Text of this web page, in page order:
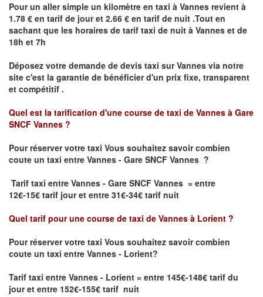
Pour un aller simple un kilomètre en taxi à Vannes revient à
1.78 € en tarif de jour et 2.66 € en tarif de nuit .Tout en
sachant que les horaires de tarif taxi de nuit à Vannes et de
18h et 7h
Déposez votre demande de devis taxi surVannes via notre
site c'est la garantie de bénéficier d'un prix fixe, transparent
et compétitif .
Quel est la tarification d'une course de taxi de Vannes à Gare
SNCF Vannes ?
Pour réserver votre taxi Vous souhaitez savoircombien
coute un taxi entre Vannes - Gare SNCF Vannes ?
Tarif taxi entre Vannes - Gare SNCF Vannes = entre
12€-15€ tarif jour et entre 31€-34€ tarif nuit
Quel tarif pour une course de taxi de Vannes à Lorient ?
Pour réserver votre taxi Vous souhaitez savoircombien
coute un taxi entre Vannes - Lorient?
Tarif taxi entre Vannes - Lorient = entre 145€-148€ tarif du
jour et entre 152€-155€ tarif nuit